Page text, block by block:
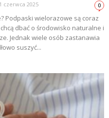
czerwca 2025 0
Podpaski wielorazowe są coraz
dbać o środowisko naturalne i
Jednak wiele osób zastanawia
suszyć...